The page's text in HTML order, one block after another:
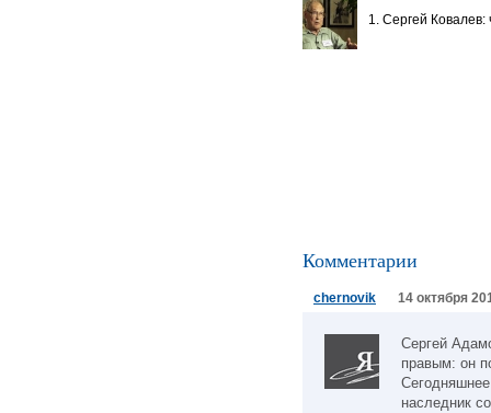
1. Сергей
Комментарии
chernovik 14 октября
Сергей
правым: он
наследник